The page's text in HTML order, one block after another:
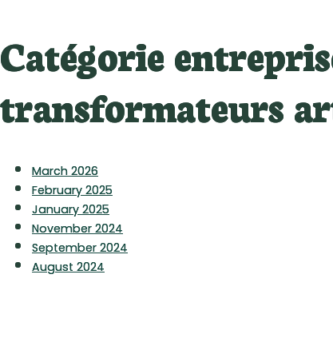
Catégorie
transformateurs
March 2026
February 2025
January 2025
November 2024
September 2024
August 2024